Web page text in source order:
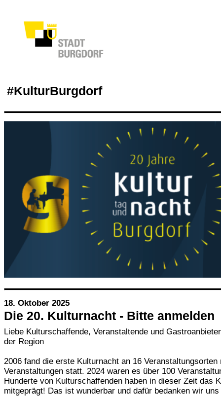
#KulturBurgdorf
18. Oktober 2025
Die 20. Kulturnacht - Bitte anmelden
Liebe Kulturschaffende, Veranstaltende und
der Region
2006 fand die erste Kulturnacht an 16
Veranstaltungen statt. 2024 waren es über 100
Hunderte von Kulturschaffenden haben in dieser Zeit das
mitgeprägt! Das ist wunderbar und dafür bedanken wir